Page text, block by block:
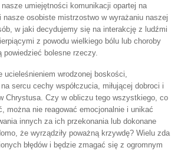
umiejętności komunikacji opartej na
nasze osobiste mistrzostwo w wyrażaniu naszej
w jaki decydujemy się na interakcję z ludźmi
z powodu wielkiego bólu lub choroby
bolesne rzeczy.
ucieleśnieniem wrodzonej boskości,
sercu cechy współczucia, miłującej dobroci i
Chrystusa. Czy w obliczu tego wszystkiego, co
można nie reagować emocjonalnie i unikać
innych za ich przekonania lub dokonane
że wyrządziły poważną krzywdę? Wielu zda
błędów i będzie zmagać się z ogromnym